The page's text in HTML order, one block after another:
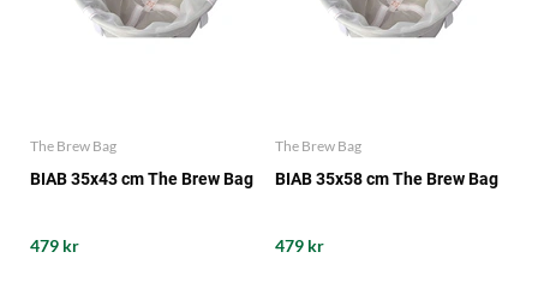
The Brew Bag
BIAB 35x43 cm The Brew Bag
479 kr
The Brew Bag
BIAB 35x58 cm The Brew Bag
479 kr